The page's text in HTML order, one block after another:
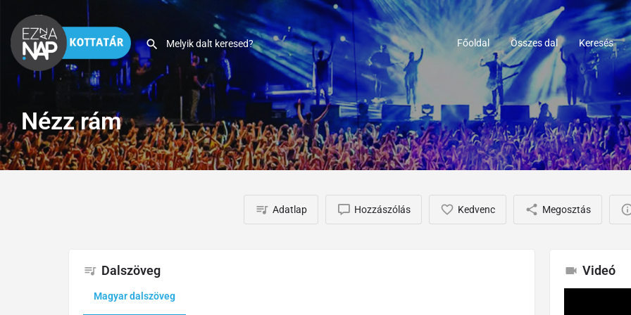
Főoldal Összes dal Keresés
Nézz rám
Adatlap Hozzászólás Kedvenc Megosztás
Dalszöveg
Magyar dalszöveg
Videó